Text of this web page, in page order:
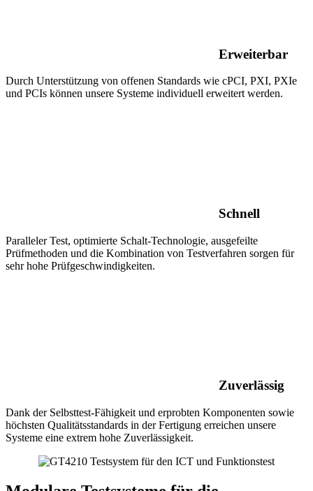
Erweiterbar
Durch Unterstützung von offenen Standards wie cPCI, PXI, PXIe
und PCIs können unsere Systeme individuell erweitert werden.
Schnell
Paralleler Test, optimierte Schalt-Technologie, ausgefeilte
Prüfmethoden und die Kombination von Testverfahren sorgen für
sehr hohe Prüfgeschwindigkeiten.
Zuverlässig
Dank der Selbsttest-Fähigkeit und erprobten Komponenten sowie
höchsten Qualitätsstandards in der Fertigung erreichen unsere
Systeme eine extrem hohe Zuverlässigkeit.